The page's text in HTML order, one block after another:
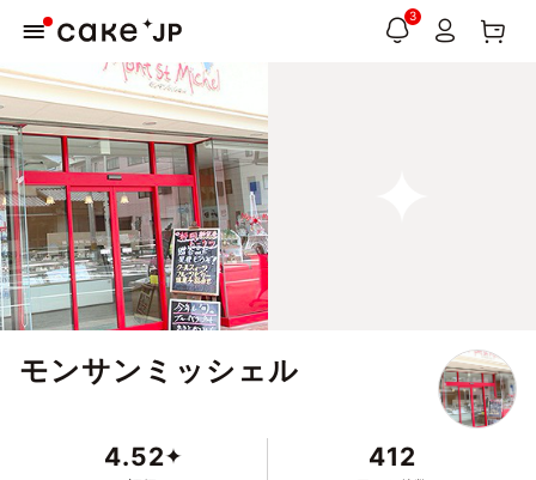
3
モンサンミッシェル
4.52 412